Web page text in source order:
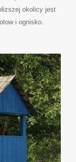
okolicy jest
i ognisko.